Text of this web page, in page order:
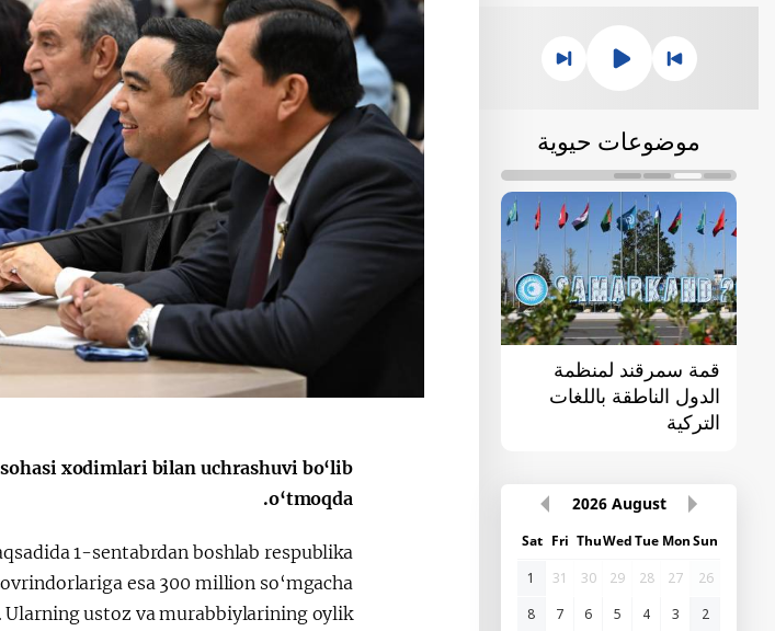
موضوعات حيوية
قمة سمرقند لمنظمة
الدول الناطقة باللغات
التركية
الوسطى - الصين"
الإصلاحات الدستورية
August
2026
Sun
Mon
Tue
Wed
Thu
Fri
Sat
26
27
28
29
30
31
1
2
3
4
5
6
7
8
xodimlari bilan uchrashuvi bo‘lib
o‘tmoqda.
1-sentabrdan boshlab respublika
esa 300 million so‘mgacha
ustoz va murabbiylarining oylik